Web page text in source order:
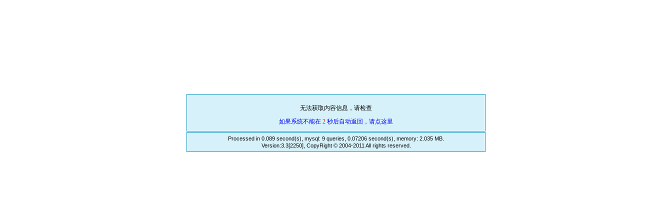
无法获取内容信息，请检查
如果系统不能在 2 秒后自动返回，请点这里
Processed in 0.089 second(s), mysql: 9 queries, 0.07206 second(s), memory: 2.035 MB.
Version:3.3[2250], CopyRight © 2004-2011 All rights reserved.